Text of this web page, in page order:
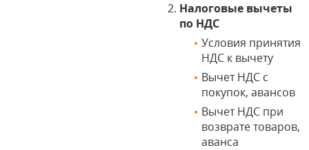
Налоговые вычеты
по НДС
Условия принятия
НДС к вычету
Вычет НДС с
покупок, авансов
Вычет НДС при
возврате товаров,
аванса